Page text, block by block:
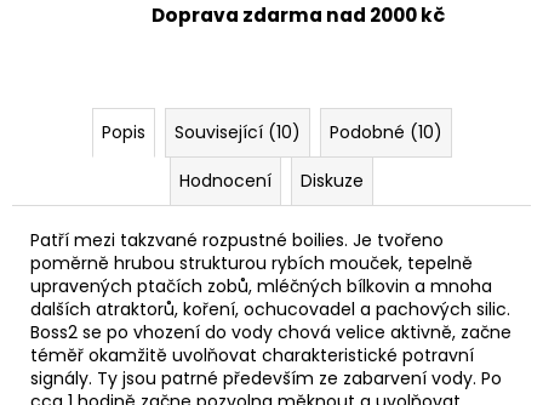
Doprava zdarma nad 2000 kč
Popis Související (10)
Podobné (10)
Hodnocení
Diskuze
Patří mezi takzvané rozpustné boilies. Je tvořeno
poměrně hrubou strukturou rybích mouček, tepelně
upravených ptačích zobů, mléčných bílkovin a mnoha
dalších atraktorů, koření, ochucovadel a pachových silic.
Boss2 se po vhození do vody chová velice aktivně, začne
téměř okamžitě uvolňovat charakteristické potravní
signály. Ty jsou patrné především ze zabarvení vody. Po